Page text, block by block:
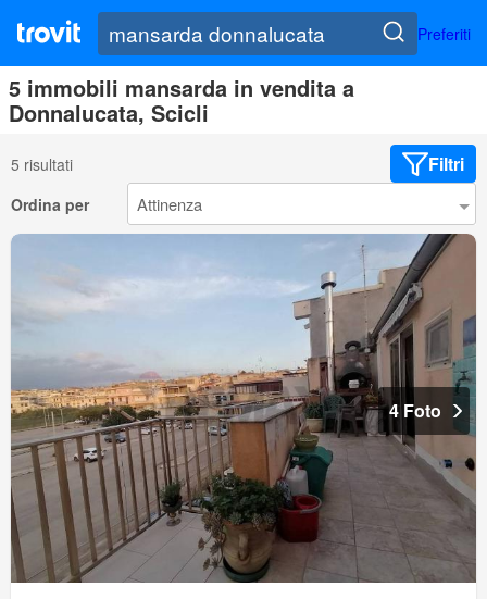
Preferiti
5 immobili mansarda in vendita a
Donnalucata, Scicli
5 risultati Filtri
Ordina per
4 Foto